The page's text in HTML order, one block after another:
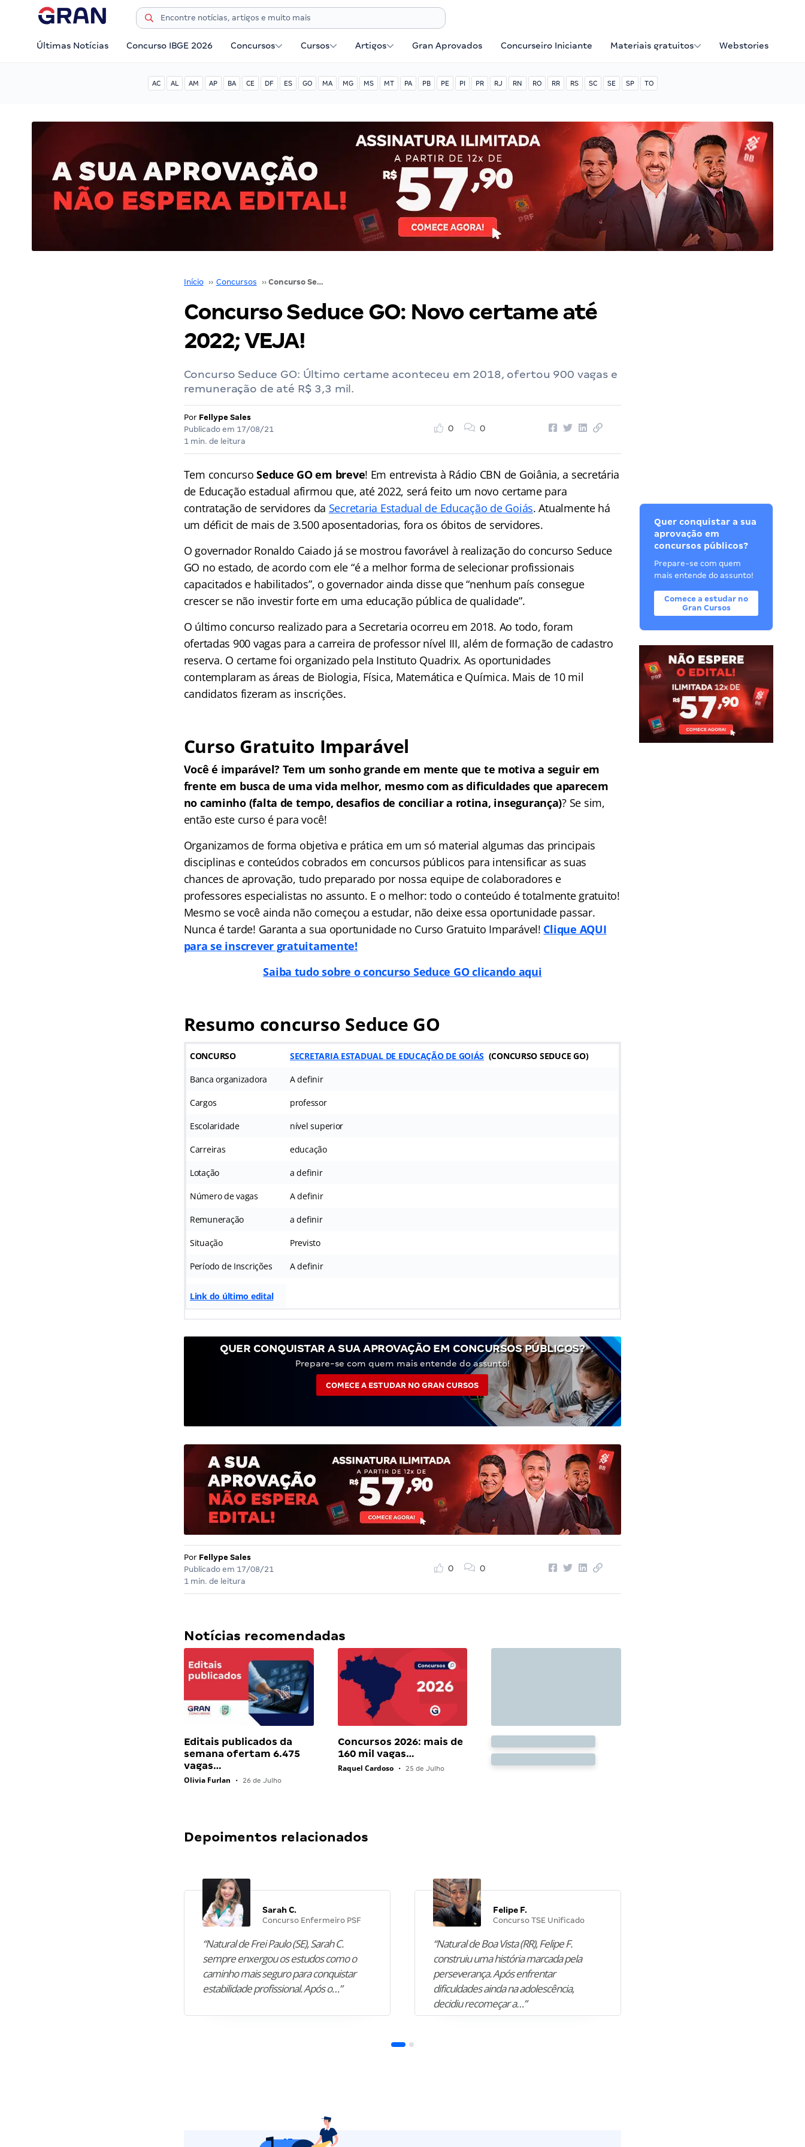
Últimas Notícias Concurso IBGE 2026 Concursos Cursos Artigos Gran Aprovados Concurseiro Iniciante Materiais gratuitos Webstories
AC AL AM AP BA CE DF ES GO MA MG MS MT PA PB PE PI PR RJ RN RO RR RS SC SE SP TO
Início ›› Concursos ›› Concurso Seduce GO: Novo certame até 2022; VEJA!
Concurso Seduce GO: Novo certame até
2022; VEJA!
Concurso Seduce GO: Último certame aconteceu em 2018, ofertou 900 vagas e
remuneração de até R$ 3,3 mil.
Por Fellype Sales
Publicado em 17/08/21
1 min. de leitura
0 0
Tem concursoSeduce GO em breve! Em entrevista à Rádio CBN de Goiânia, a secretária
de Educação estadual afirmou que, até 2022, será feito um novo certame para
contratação de servidores da Secretaria Estadual de Educação de Goiás. Atualmente há
um déficit de mais de 3.500 aposentadorias, fora os óbitos de servidores.
O governador Ronaldo Caiado já se mostrou favorável à realização do concurso Seduce
GO no estado, de acordo com ele “é a melhor forma de selecionar profissionais
capacitados e habilitados”, o governador ainda disse que “nenhum país consegue
crescer se não investir forte em uma educação pública de qualidade”.
O último concurso realizado para a Secretaria ocorreu em 2018. Ao todo, foram
ofertadas 900 vagas para a carreira de professor nível III, além de formação de cadastro
reserva. O certame foi organizado pela Instituto Quadrix. As oportunidades
contemplaram as áreas de Biologia, Física, Matemática e Química. Mais de 10 mil
candidatos fizeram as inscrições.
Curso Gratuito Imparável
Você é imparável? Tem um sonho grande em mente que te motiva a seguir em
frente em busca de uma vida melhor, mesmo com as dificuldades que aparecem
no caminho (falta de tempo, desafios de conciliar a rotina, insegurança)? Se sim,
então este curso é para você!
Organizamos de forma objetiva e prática em um só material algumas das principais
disciplinas e conteúdos cobrados em concursos públicos para intensificar as suas
chances de aprovação, tudo preparado por nossa equipe de colaboradores e
professores especialistas no assunto. E o melhor: todo o conteúdo é totalmente gratuito!
Mesmo se você ainda não começou a estudar, não deixe essa oportunidade passar.
Nunca é tarde! Garanta a sua oportunidade no Curso Gratuito Imparável! Clique AQUI
para se inscrever gratuitamente!
Saiba tudo sobre o concurso Seduce GO clicando aqui
Resumo concurso Seduce GO
CONCURSO SECRETARIA ESTADUAL DE EDUCAÇÃO DE GOIÁS (CONCURSO SEDUCE GO)
Banca organizadora A definir
Cargos professor
Escolaridade nível superior
Carreiras educação
Lotação a definir
Número de vagas A definir
Remuneração a definir
Situação Previsto
Período de Inscrições A definir
Link do último edital
QUER CONQUISTAR A SUA APROVAÇÃO EM CONCURSOS PÚBLICOS?
Prepare-se com quem mais entende do assunto!
COMECE A ESTUDAR NO GRAN CURSOS
Por Fellype Sales
Publicado em 17/08/21
1 min. de leitura
0 0
Notícias recomendadas
Editais publicados da
semana ofertam 6.475
vagas…
Olivia Furlan • 26 de Julho
Concursos 2026: mais de
160 mil vagas…
Raquel Cardoso • 25 de Julho
Depoimentos relacionados
Sarah C.
Concurso Enfermeiro PSF
“Natural de Frei Paulo (SE), Sarah C.
sempre enxergou os estudos como o
caminho mais seguro para conquistar
estabilidade profissional. Após o…”
Felipe F.
Concurso TSE Unificado
“Natural de Boa Vista (RR), Felipe F.
construiu uma história marcada pela
perseverança. Após enfrentar
dificuldades ainda na adolescência,
decidiu recomeçar a…”
Quer conquistar a sua
aprovação em
concursos públicos?
Prepare-se com quem
mais entende do assunto!
Comece a estudar no
Gran Cursos